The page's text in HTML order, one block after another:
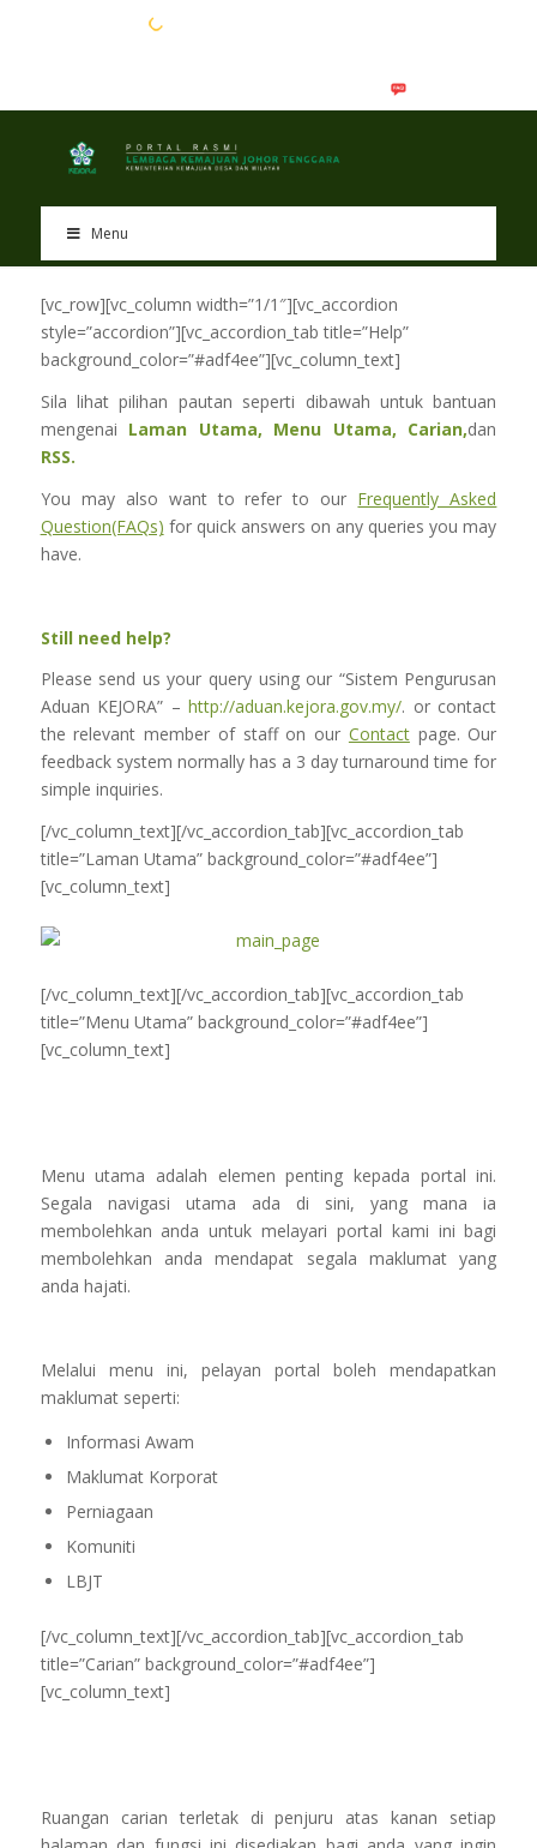
Menu
[vc_row][vc_column width=”1/1″][vc_accordion
style=”accordion”][vc_accordion_tab title=”Help”
background_color=”#adf4ee”][vc_column_text]
Sila lihat pilihan pautan seperti dibawah untuk bantuan
mengenai Laman Utama, Menu Utama, Carian,dan
RSS.
You may also want to refer to our Frequently Asked
Question(FAQs) for quick answers on any queries you may
have.
Still need help?
Please send us your query using our “Sistem Pengurusan
Aduan KEJORA” –http://aduan.kejora.gov.my/. or contact
the relevant member of staff on our Contactpage. Our
feedback system normally has a 3 day turnaround time for
simple inquiries.
[/vc_column_text][/vc_accordion_tab][vc_accordion_tab
title=”Laman Utama” background_color=”#adf4ee”]
[vc_column_text]
[/vc_column_text][/vc_accordion_tab][vc_accordion_tab
title=”Menu Utama” background_color=”#adf4ee”]
[vc_column_text]
Menu utama adalah elemen penting kepada portal ini.
Segala navigasi utama ada di sini, yang mana ia
membolehkan anda untuk melayari portal kami ini bagi
membolehkan anda mendapat segala maklumat yang
anda hajati.
Melalui menu ini, pelayan portal boleh mendapatkan
maklumat seperti:
Informasi Awam
Maklumat Korporat
Perniagaan
Komuniti
LBJT
[/vc_column_text][/vc_accordion_tab][vc_accordion_tab
title=”Carian” background_color=”#adf4ee”]
[vc_column_text]
Ruangan carian terletak di penjuru atas kanan setiap